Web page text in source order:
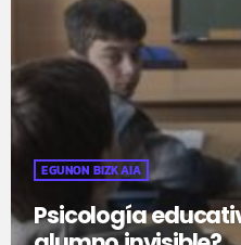
EGUNON BIZKAIA
Psicología